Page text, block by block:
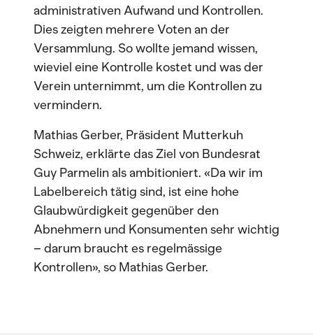
administrativen Aufwand und Kontrollen.
Dies zeigten mehrere Voten an der
Versammlung. So wollte jemand wissen,
wieviel eine Kontrolle kostet und was der
Verein unternimmt, um die Kontrollen zu
vermindern.
Mathias Gerber, Präsident Mutterkuh
Schweiz, erklärte das Ziel von Bundesrat
Guy Parmelin als ambitioniert. «Da wir im
Labelbereich tätig sind, ist eine hohe
Glaubwürdigkeit gegenüber den
Abnehmern und Konsumenten sehr wichtig
– darum braucht es regelmässige
Kontrollen», so Mathias Gerber.